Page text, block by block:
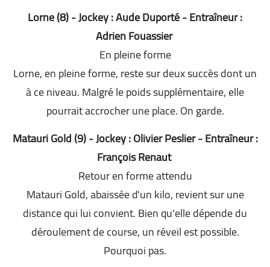
Lorne (8) - Jockey : Aude Duporté - Entraîneur :
Adrien Fouassier
En pleine forme
Lorne, en pleine forme, reste sur deux succès dont un
à ce niveau. Malgré le poids supplémentaire, elle
pourrait accrocher une place. On garde.
Matauri Gold (9) - Jockey : Olivier Peslier - Entraîneur :
François Renaut
Retour en forme attendu
Matauri Gold, abaissée d'un kilo, revient sur une
distance qui lui convient. Bien qu'elle dépende du
déroulement de course, un réveil est possible.
Pourquoi pas.